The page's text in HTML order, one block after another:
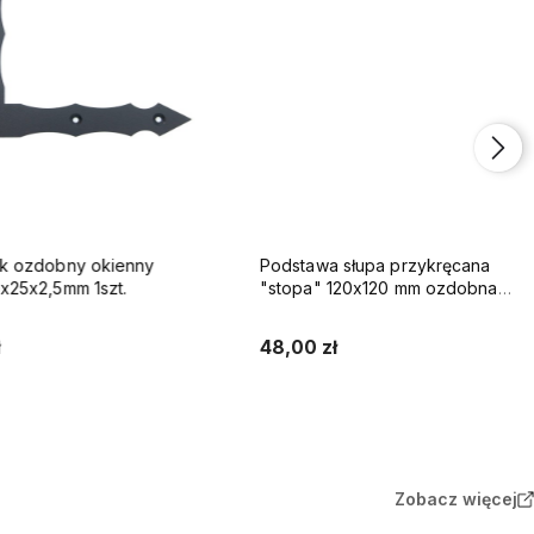
okienny
1szt.
Podstawa słupa przykręcana
"stopa" 120x120 mm ozdobna
48,00 zł
Zobacz więcej